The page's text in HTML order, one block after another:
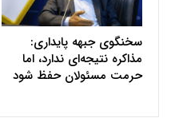
سخنگوی جبهه پایداری:
مذاکره نتیجه‌ای ندارد، اما
حرمت مسئولان حفظ شود